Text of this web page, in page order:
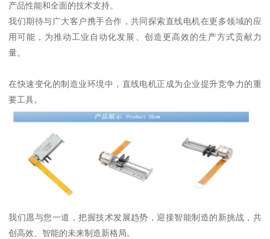
产品性能和全面的技术支持。
我们期待与广大客户携手合作，共同探索直线电机在更多领域的应
用可能，为推动工业自动化发展、创造更高效的生产方式贡献力
量。
在快速变化的制造业环境中，直线电机正成为企业提升竞争力的重
要工具。
我们愿与您一道，把握技术发展趋势，迎接智能制造的新挑战，共
创高效、智能的未来制造新格局。